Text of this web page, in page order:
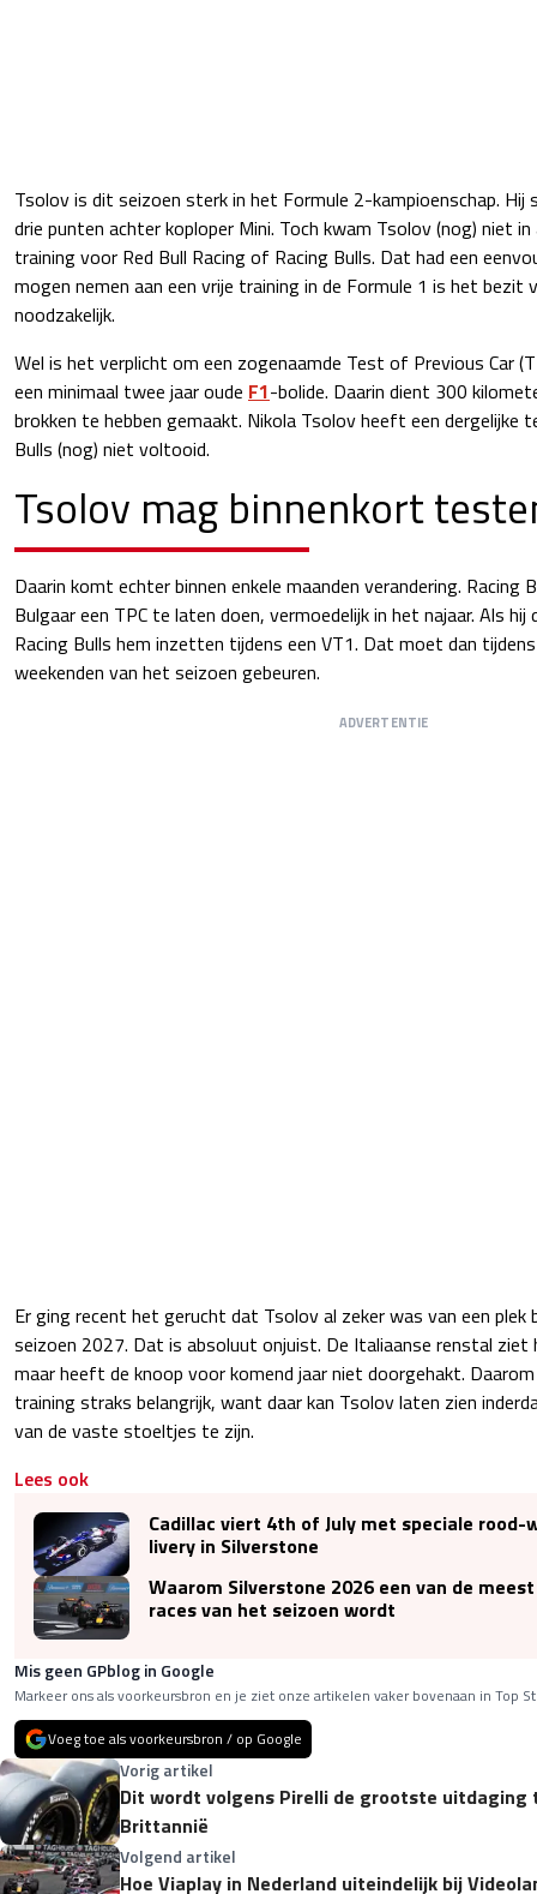
Tsolov is dit seizoen sterk in het Formule 2-kampioenschap.
drie punten achter koploper Mini. Toch kwam Tsolov (nog) niet
training voor Red Bull Racing of Racing Bulls. Dat had een
mogen nemen aan een vrije training in de Formule 1 is het bezit
noodzakelijk.
Wel is het verplicht om een zogenaamde Test of Previous Car
een minimaal twee jaar oude F1-bolide. Daarin dient 300
brokken te hebben gemaakt. Nikola Tsolov heeft een dergelijke
Bulls (nog) niet voltooid.
Tsolov mag binnenkort
Daarin komt echter binnen enkele maanden verandering. Racing
Bulgaar een TPC te laten doen, vermoedelijk in het najaar. Als
Racing Bulls hem inzetten tijdens een VT1. Dat moet dan
weekenden van het seizoen gebeuren.
ADVERTENTIE
Er ging recent het gerucht dat Tsolov al zeker was van een plek
seizoen 2027. Dat is absoluut onjuist. De Italiaanse renstal ziet
maar heeft de knoop voor komend jaar niet doorgehakt. Daarom
training straks belangrijk, want daar kan Tsolov laten zien
van de vaste stoeltjes te zijn.
Lees ook
Cadillac viert 4th of July met speciale
livery in Silverstone
Waarom Silverstone 2026 een van de
races van het seizoen wordt
Mis geen GPblog in Google
Markeer ons als voorkeursbron en je ziet onze artikelen vaker bovenaan in Top
Voeg toe als voorkeursbron / op Google
Vorig artikel
Dit wordt volgens Pirelli de grootste uitdaging
Brittannië
Volgend artikel
Hoe Viaplay in Nederland uiteindelijk bij